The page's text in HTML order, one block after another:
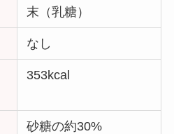
末（乳糖）
なし
353kcal
砂糖の約30%